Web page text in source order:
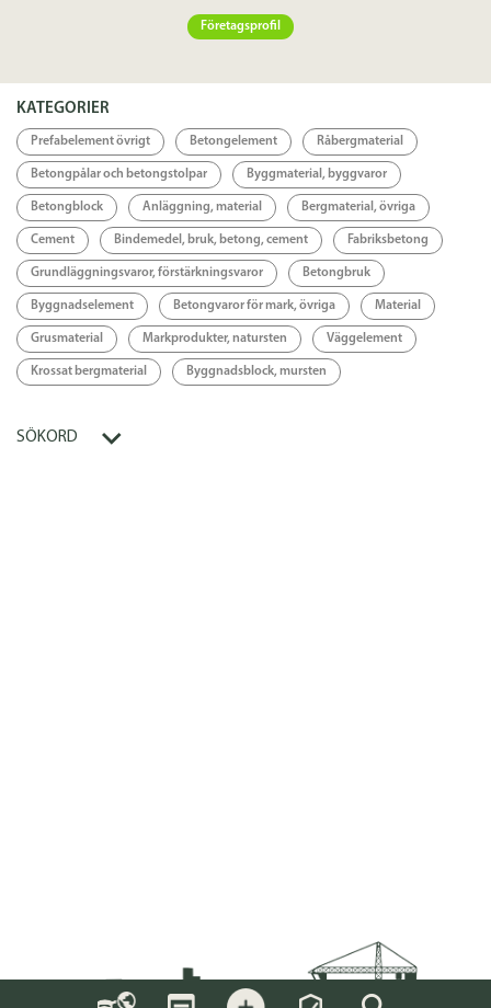
Kontakta AB Sydsten för mer information eller besök företagets hemsida!
Länkar
Länk
Företagsprofil
KATEGORIER
Prefabelement övrigt Betongelement Råbergmaterial
Betongpålar och betongstolpar Byggmaterial, byggvaror
Betongblock Anläggning, material Bergmaterial, övriga
Cement Bindemedel, bruk, betong, cement Fabriksbetong
Grundläggningsvaror, förstärkningsvaror Betongbruk
Byggnadselement Betongvaror för mark, övriga Material
Grusmaterial Markprodukter, natursten Väggelement
Krossat bergmaterial Byggnadsblock, mursten
SÖKORD